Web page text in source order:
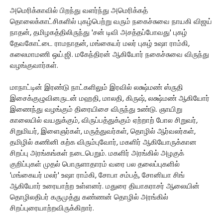
அமெரிக்காவில் பிறந்து வளர்ந்து அமெரிக்கத்
தொலைக்காட்சிகளில் புகழ்பெற்று வரும் நகைச்சுவை நாயகி விஜய்
நாதன், தமிழகத்திலிருந்து 'சன் டிவி அசத்தப்போவது' புகழ்
தேவகோட்டை ராமநாதன், மங்கையர் மலர் புகழ் உஷா ராம்கி,
கலைமாமணி ஒய்.ஜி. மகேந்திரன் ஆகியோர் நகைச்சுவை விருந்து
வழங்குவார்கள்.
மாநாட்டின் இரண்டு நாட்களிலும் இரவில் லக்ஷ்மண் ஸ்ருதி
இசைக்குழுவினருடன் மஹதி, மாலதி, கிருஷ், லக்ஷ்மண் ஆகியோர்
இணைந்து வழங்கும் திரையிசை விருந்து உண்டு. ஞாயிறு
காலையில் வயதுக்கும், விருப்பத்துக்கும் ஏற்றாற் போல சிறுவர்,
சிறுமியர், இளைஞர்கள், மருத்துவர்கள், தொழில் ஆர்வலர்கள்,
தமிழில் கணினி கற்க விரும்புவோர், மகளிர் ஆகியோருக்கான
சிறப்பு அரங்கங்கள் நடைபெறும். மகளிர் அரங்கில் அழகுக்
குறிப்புகள் முதல் பொருளாதாரம் வரை பல தலைப்புகளில்
'மங்கையர் மலர்' உஷா ராம்கி, சோபா சம்பத், சோனியா சிங்
ஆகியோர் உரையாற்ற உள்ளனர். மதுரை தியாகராசர் ஆலையின்
தொழிலதிபர் கருமுத்து கண்ணன் தொழில் அரங்கில்
சிறப்புரையாற்றவிருக்கிறார்.